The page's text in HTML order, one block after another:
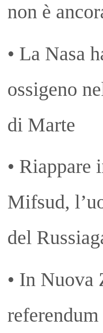
non è
• La Nasa
ossigeno
di Marte
• Riappare
Mifsud,
del
• In Nuova
referendum